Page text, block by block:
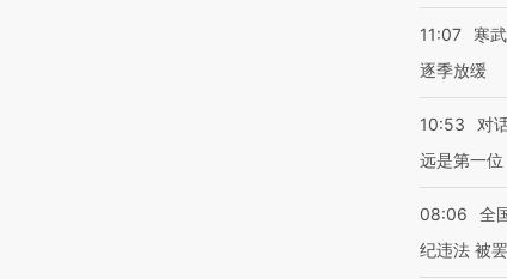
11:07
寒
逐季放缓
10:53
对
远是第一位
08:06
全
纪违法 被